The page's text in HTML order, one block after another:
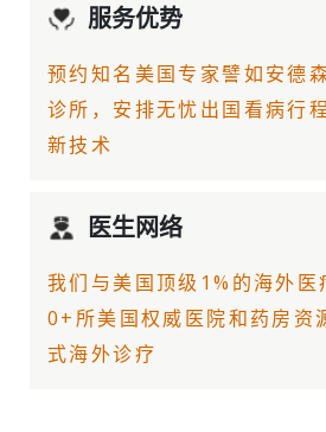
服务优势
预约知名美国专家譬如安德
诊所，安排无忧出国看病行
新技术
医生网络
我们与美国顶级1%的海外医
0+所美国权威医院和药房资
式海外诊疗